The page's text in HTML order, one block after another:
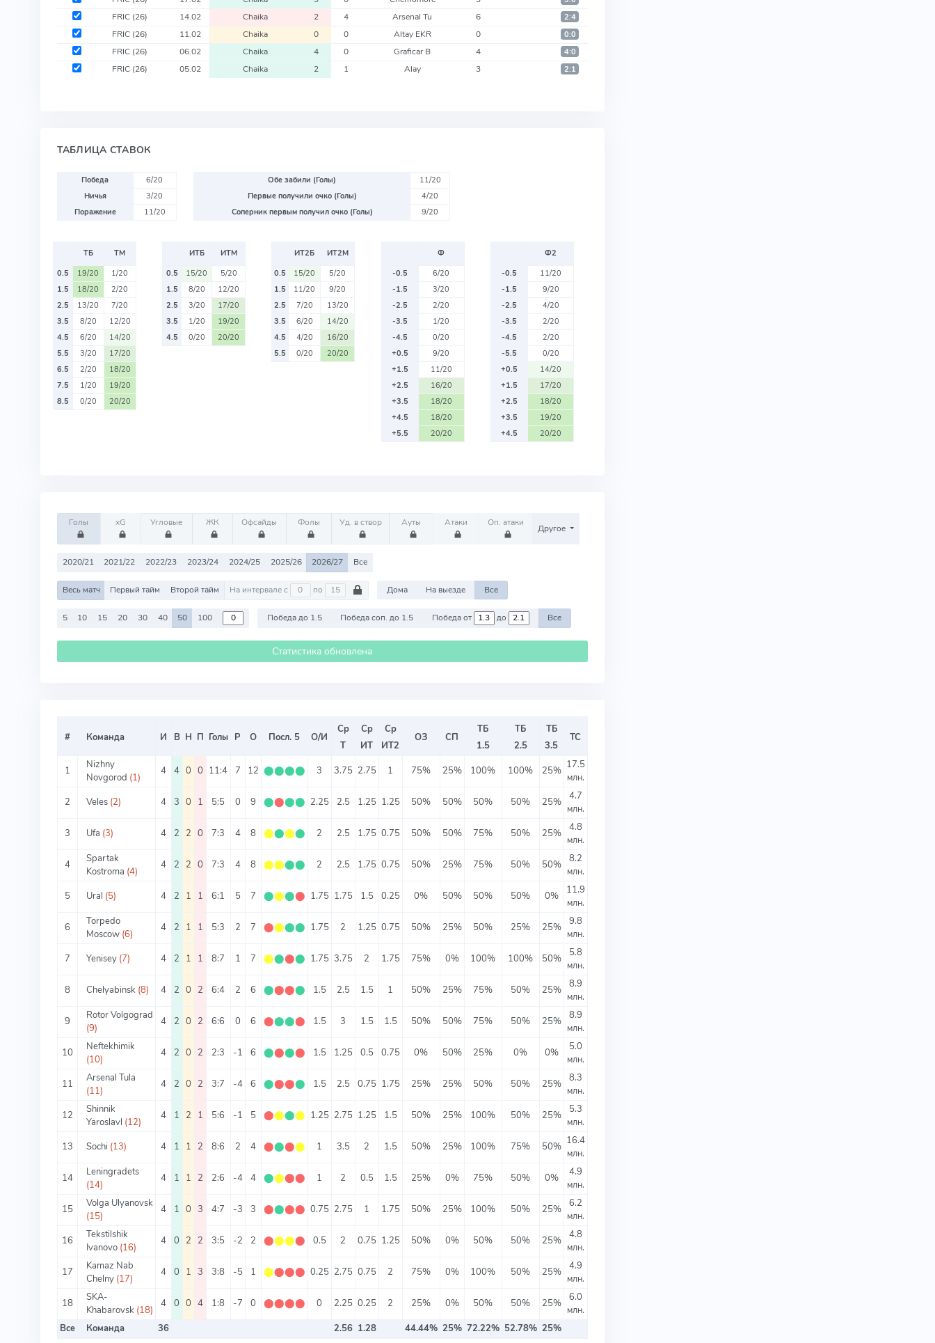
FRIC (26) 14.02 Chaika 2 4 Arsenal Tu 6 2:4
FRIC (26) 11.02 Chaika 0 0 Altay EKR 0 0:0
FRIC (26) 06.02 Chaika 4 0 Graficar B 4 4:0
FRIC (26) 05.02 Chaika 2 1 Alay 3 2:1
ТАБЛИЦА СТАВОК
Победа
6/20
Ничья
3/20
Поражение
11/20
Обе забили (Голы)
11/20
Первые получили очко (Голы)
4/20
Соперник первым получил очко (Голы)
9/20
ТБ
ТМ
0.5
19/20
1/20
1.5
18/20
2/20
2.5
13/20
7/20
3.5
8/20
12/20
4.5
6/20
14/20
5.5
3/20
17/20
6.5
2/20
18/20
7.5
1/20
19/20
8.5
0/20 20/20
ИТБ
ИТМ
0.5
15/20
5/20
1.5
8/20
12/20
2.5
3/20
17/20
3.5
1/20
19/20
4.5
0/20 20/20
ИТ2Б
ИТ2М
0.5
15/20
5/20
1.5
11/20
9/20
2.5
7/20
13/20
3.5
6/20
14/20
4.5
4/20
16/20
5.5
0/20 20/20
Ф
-0.5
6/20
-1.5
3/20
-2.5
2/20
-3.5
1/20
-4.5
0/20
+0.5
9/20
+1.5
11/20
+2.5
16/20
+3.5
18/20
+4.5
18/20
+5.5
20/20
Ф2
-0.5
11/20
-1.5
9/20
-2.5
4/20
-3.5
2/20
-4.5
2/20
-5.5
0/20
+0.5
14/20
+1.5
17/20
+2.5
18/20
+3.5
19/20
+4.5
20/20
Голы xG Угловые ЖК Офсайды Фолы Уд. в створ Ауты Атаки Оп. атаки
Другое
2020/21 2021/22 2022/23 2023/24 2024/25 2025/26 2026/27 Все
Весь матч Первый тайм Второй тайм На интервале с по Дома На выезде Все
5 10 15 20 30 40 50 100 Победа до 1.5 Победа соп. до 1.5 Победа от до Все
Статистика обновлена
# Команда И В Н П Голы Р О Посл. 5 О/И
Ср
Т
Ср
ИТ
Ср
ИТ2
ОЗ СП
ТБ
1.5
ТБ
2.5
ТБ
3.5
ТС
1
Nizhny
Novgorod (1)
4 4 0 0 11:4 7 12 ⬤⬤⬤⬤ 3 3.75 2.75 1 75% 25% 100% 100% 25% 17.5
млн.
2
Veles (2) 4 3 0 1 5:5 0 9 ⬤⬤⬤⬤ 2.25 2.5 1.25 1.25 50% 50% 50% 50% 25%
4.7
млн.
3
Ufa (3) 4 2 2 0 7:3 4 8 ⬤⬤⬤⬤ 2 2.5 1.75 0.75 50% 50% 75% 50% 25%
4.8
млн.
4
Spartak
Kostroma (4)
4 2 2 0 7:3 4 8 ⬤⬤⬤⬤ 2 2.5 1.75 0.75 50% 25% 75% 50% 50%
8.2
млн.
5
Ural (5) 4 2 1 1 6:1 5 7 ⬤⬤⬤⬤ 1.75 1.75 1.5 0.25 0% 50% 50% 50% 0%
11.9
млн.
6
Torpedo
Moscow (6)
4 2 1 1 5:3 2 7 ⬤⬤⬤⬤ 1.75 2 1.25 0.75 50% 25% 50% 25% 25%
9.8
млн.
7
Yenisey (7) 4 2 1 1 8:7 1 7 ⬤⬤⬤⬤ 1.75 3.75 2 1.75 75% 0% 100% 100% 50%
5.8
млн.
8
Chelyabinsk (8) 4 2 0 2 6:4 2 6 ⬤⬤⬤⬤ 1.5 2.5 1.5 1 50% 25% 75% 50% 25%
8.9
млн.
9
Rotor Volgograd
(9)
4 2 0 2 6:6 0 6 ⬤⬤⬤⬤ 1.5 3 1.5 1.5 50% 50% 75% 50% 25%
8.9
млн.
10
Neftekhimik
(10)
4 2 0 2 2:3 -1 6 ⬤⬤⬤⬤ 1.5 1.25 0.5 0.75 0% 50% 25% 0% 0%
5.0
млн.
11
Arsenal Tula
(11)
4 2 0 2 3:7 -4 6 ⬤⬤⬤⬤ 1.5 2.5 0.75 1.75 25% 25% 50% 50% 25%
8.3
млн.
12
Shinnik
Yaroslavl (12)
4 1 2 1 5:6 -1 5 ⬤⬤⬤⬤ 1.25 2.75 1.25 1.5 50% 25% 100% 50% 25%
5.3
млн.
13
Sochi (13) 4 1 1 2 8:6 2 4 ⬤⬤⬤⬤ 1 3.5 2 1.5 50% 25% 100% 75% 50% 16.4
млн.
14
Leningradets
(14)
4 1 1 2 2:6 -4 4 ⬤⬤⬤⬤ 1 2 0.5 1.5 25% 0% 75% 50% 0%
4.9
млн.
15
Volga Ulyanovsk
(15)
4 1 0 3 4:7 -3 3 ⬤⬤⬤⬤ 0.75 2.75 1 1.75 50% 25% 100% 50% 25%
6.2
млн.
16
Tekstilshik
Ivanovo (16)
4 0 2 2 3:5 -2 2 ⬤⬤⬤⬤ 0.5 2 0.75 1.25 50% 0% 50% 50% 25%
4.8
млн.
17
Kamaz Nab
Chelny (17)
4 0 1 3 3:8 -5 1 ⬤⬤⬤⬤ 0.25 2.75 0.75 2 75% 0% 100% 50% 25%
4.9
млн.
18
SKA-
Khabarovsk (18)
4 0 0 4 1:8 -7 0 ⬤⬤⬤⬤ 0 2.25 0.25 2 25% 0% 50% 50% 25%
6.0
млн.
Все
Команда 36 2.56 1.28 44.44% 25% 72.22% 52.78% 25%